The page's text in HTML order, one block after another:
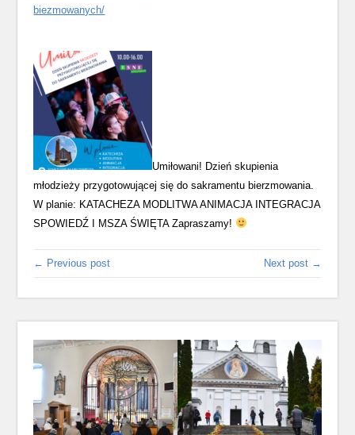
biezmowanych/
Umiłowani! Dzień skupienia
młodzieży przygotowującej się do sakramentu bierzmowania.
W planie: KATACHEZA MODLITWA ANIMACJA INTEGRACJA
SPOWIEDŹ I MSZA ŚWIĘTA Zapraszamy!
← Previous post Next post →